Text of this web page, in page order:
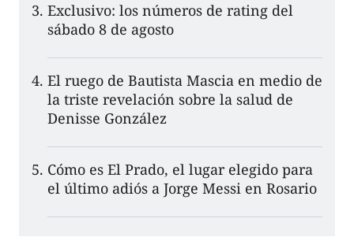
Exclusivo: los números de rating del
sábado 8 de agosto
El ruego de Bautista Mascia en medio de
la triste revelación sobre la salud de
Denisse González
Cómo es El Prado, el lugar elegido para
el último adiós a Jorge Messi en Rosario